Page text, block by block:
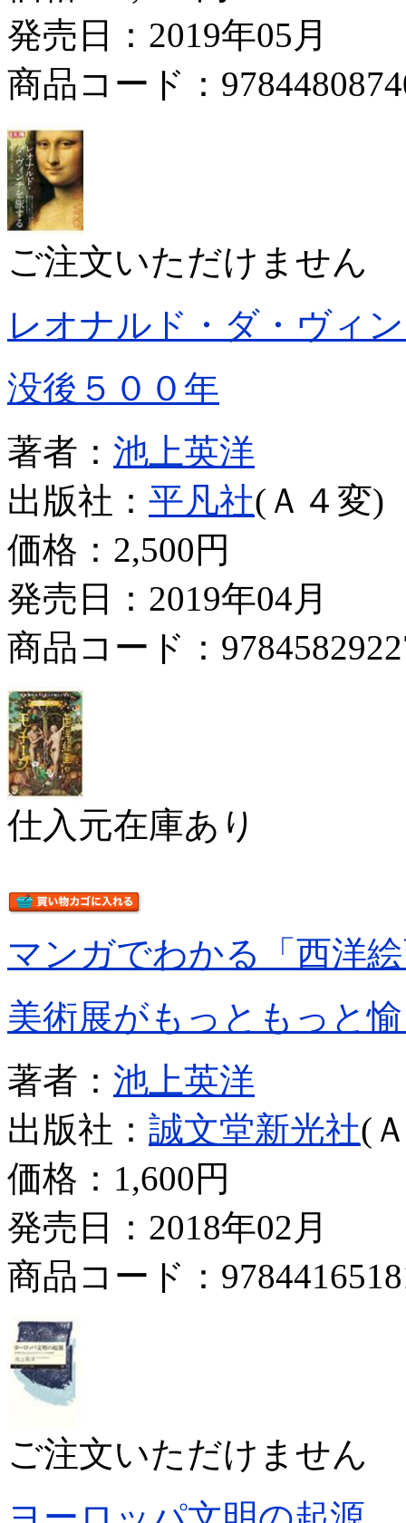
発売日：2019年05月
商品コード：
ご注文いただけません
レオナルド・ダ・ヴィ
没後５００年
著者： 池上英洋
出版社： 平凡社(Ａ４変)
価格： 2,500円
発売日：2019年04月
商品コード：
仕入元在庫あり
マンガでわかる「西洋
美術展がもっともっと
著者： 池上英洋
出版社： 誠文堂新光社(
価格： 1,600円
発売日：2018年02月
商品コード：
ご注文いただけません